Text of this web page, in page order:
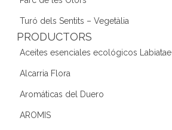
Turó dels Sentits – Vegetàlia
PRODUCTORS
Aceites esenciales ecológicos Labiatae
Alcarria Flora
Aromáticas del Duero
AROMIS